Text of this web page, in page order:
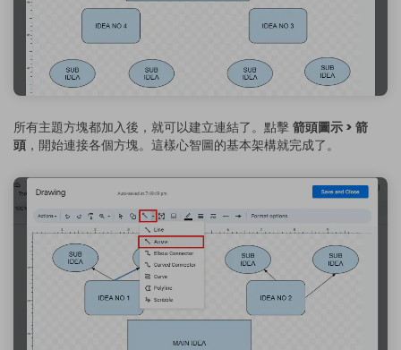
所有主題方塊都加入後，就可以建立連結了。點擊 箭頭圖示 > 箭
頭 ，開始連接各個方塊。這樣心智圖的基本架構就完成了。